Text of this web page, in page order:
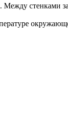
Между